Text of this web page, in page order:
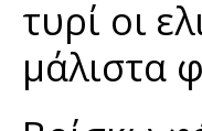
τυρί οι
μάλιστα